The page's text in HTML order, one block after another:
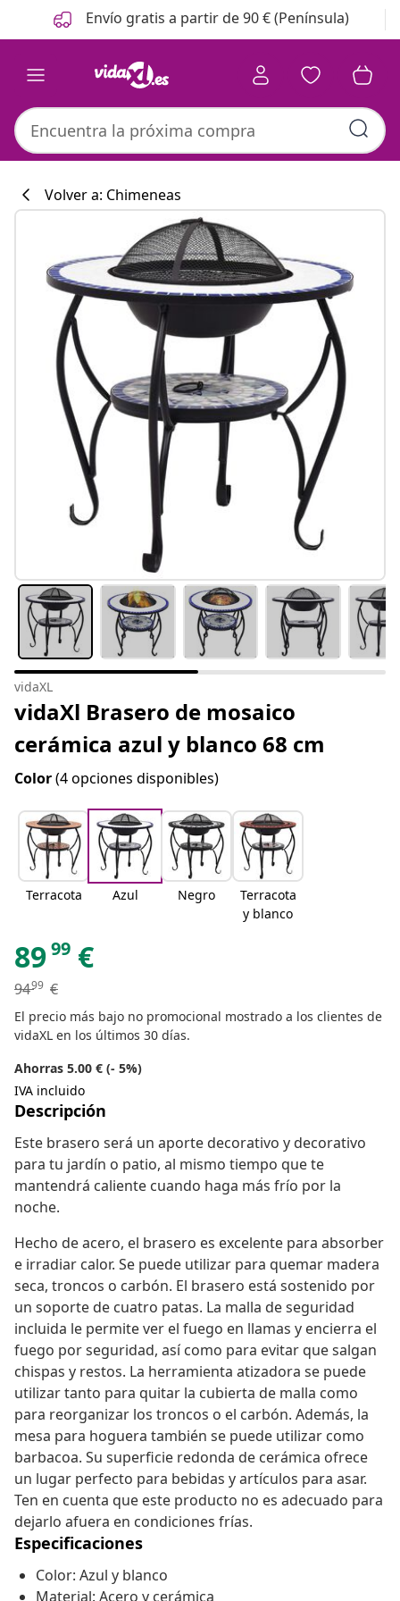
Anterior
Siguiente Envío gratis a partir de 90 € (Península)
#sharemevidaxl
Volver a: Chimeneas
vidaXL
vidaXl Brasero de mosaico
cerámica azul y blanco 68 cm
Color(4 opciones disponibles)
Terracota Azul Negro
Terracota
y blanco
8999 €
9499 €
El precio más bajo no promocional mostrado a los clientes de
vidaXL en los últimos 30 días.
Ahorras 5.00 € (- 5%)
IVA incluido
Descripción
Este brasero será un aporte decorativo y decorativo
para tu jardín o patio, al mismo tiempo que te
mantendrá caliente cuando haga más frío por la
noche.
Hecho de acero, el brasero es excelente para absorber
e irradiar calor. Se puede utilizar para quemar madera
seca, troncos o carbón. El brasero está sostenido por
un soporte de cuatro patas. La malla de seguridad
incluida le permite ver el fuego en llamas y encierra el
fuego por seguridad, así como para evitar que salgan
chispas y restos. La herramienta atizadora se puede
utilizar tanto para quitar la cubierta de malla como
para reorganizar los troncos o el carbón. Además, la
mesa para hoguera también se puede utilizar como
barbacoa. Su superficie redonda de cerámica ofrece
un lugar perfecto para bebidas y artículos para asar.
Ten en cuenta que este producto no es adecuado para
dejarlo afuera en condiciones frías.
Especificaciones
Color: Azul y blanco
Material: Acero y cerámica